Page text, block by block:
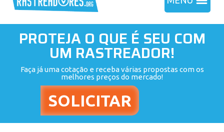
PROTEJA O QUE É SEU COM
UM RASTREADOR!
Faça já uma cotação e receba várias propostas com os
melhores preços do mercado!